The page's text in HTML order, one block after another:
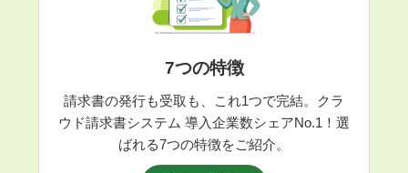
7つの特徴
請求書の発行も受取も、これ1つで完結。クラ
ウド請求書システム 導入企業数シェアNo.1！ 選
ばれる7つの特徴をご紹介。